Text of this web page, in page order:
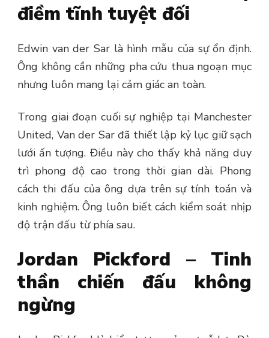
điềm tĩnh tuyệt đối
Edwin van der Sar là hình mẫu của sự ổn định.
Ông không cần những pha cứu thua ngoạn mục
nhưng luôn mang lại cảm giác an toàn.
Trong giai đoạn cuối sự nghiệp tại Manchester
United, Van der Sar đã thiết lập kỷ lục giữ sạch
lưới ấn tượng. Điều này cho thấy khả năng duy
trì phong độ cao trong thời gian dài. Phong
cách thi đấu của ông dựa trên sự tính toán và
kinh nghiệm. Ông luôn biết cách kiểm soát nhịp
độ trận đấu từ phía sau.
Jordan Pickford – Tinh
thần chiến đấu không
ngừng